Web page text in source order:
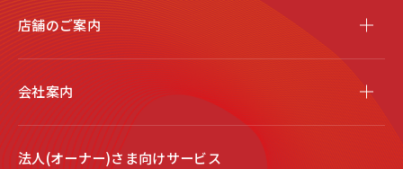
店舗のご案内
会社案内
法人(オーナー)さま向けサービス